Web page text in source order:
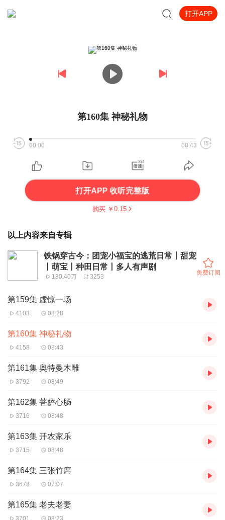
打开APP
第160集 神秘礼物
00:00 08:43
打开APP 收听完整版
购买 ￥ 0.15
以上内容来自专辑
铁锅穿古今：团宠小福宝的逃荒日常丨甜宠
丨萌宝丨种田日常丨多人有声剧
180.40万 3253
免费订阅
第159集 虚惊一场
4103 08:28
第160集 神秘礼物
4158 08:43
第161集 奥特曼木雕
3792 08:49
第162集 菩萨心肠
3716 08:48
第163集 开农家乐
3715 08:48
第164集 三张竹席
3678 07:07
第165集 老夫老妻
3701 08:23